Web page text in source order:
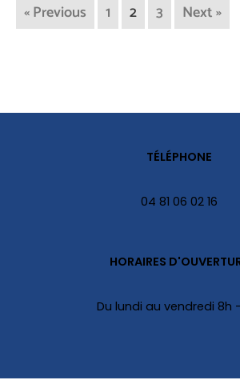
« Previous 1 2 3 Next »
TÉLÉPHONE
04 81 06 02 16
HORAIRES
Du lundi au vendredi 8h